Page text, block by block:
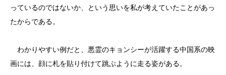
っているのではないか、という思いを私が考えていたことがあっ
たからである。
わかりやすい例だと、悪霊のキョンシーが活躍する中国系の映
画には、顔に札を貼り付けて跳ぶように走る姿がある。